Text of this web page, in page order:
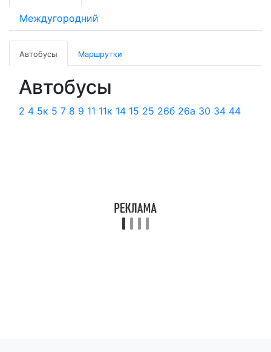
Междугородний
Автобусы Маршрутки
Автобусы
2 4 5к 5 7 8 9 11 11к 14 15 25 26б 26а 30 34 44